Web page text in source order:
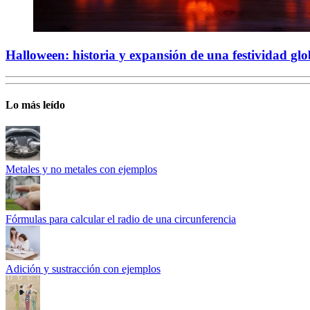
Halloween: historia y expansión de una festividad
Lo más leído
Metales y no metales con ejemplos
Fórmulas para calcular el radio de una circunferencia
Adición y sustracción con ejemplos